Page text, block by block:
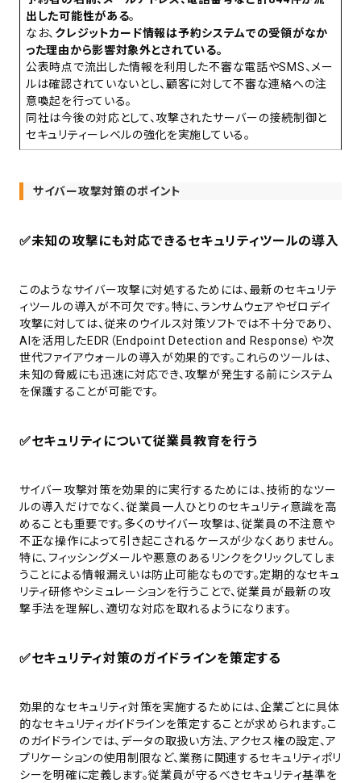
出した可能性がある。
なお、 クレジットカード情報は予約システムでの受領がなか
った理由から影響対象外とされている。
公表時点で流出した情報を利用した不審な電話やSMS、メー
ルは確認されていないとし、顧客に対して不審な連絡への注
意喚起を行っている。
同社は今後の対応として、攻撃されたサーバーの接続制御と
セキュリティーレベルの強化を実施している。
サイバー攻撃対策のポイント
✅未知の攻撃にも対応できるセキュリティツールの導入
このようなサイバー攻撃に対処するためには、最新のセキュリテ
ィツールの導入が不可欠です。特に、ランサムウェアやゼロデイ
攻撃に対しては、従来のウイルス対策ソフトでは不十分であり、
AIを活用したEDR（Endpoint Detection and Response）や次
世代ファイアウォールの導入が効果的です。これらのツールは、
未知の脅威にも迅速に対応でき、攻撃が発生する前にシステム
を保護することが可能です。
✅セキュリティについて従業員教育を行う
サイバー攻撃対策を効果的に実行するためには、技術的なツー
ルの導入だけでなく、従業員一人ひとりのセキュリティ意識を高
めることも重要です。多くのサイバー攻撃は、従業員の不注意や
不正な操作によって引き起こされるケースが少なくありません。
特に、フィッシングメールや悪意のあるリンクをクリックしてしま
うことによる情報漏えいは防止可能なものです。定期的なセキュ
リティ研修やシミュレーションを行うことで、従業員が最新の攻
撃手法を理解し、適切な対応を取れるようになります。
✅セキュリティ対策のガイドラインを策定する
効果的なセキュリティ対策を実施するためには、企業ごとに具体
的なセキュリティガイドラインを策定することが求められます。こ
のガイドラインでは、データの取扱い方法、アクセス権の設定、ア
プリケーションの使用制限など、業務に関連するセキュリティポリ
シーを明確に定義します。従業員が守るべきセキュリティ基準を